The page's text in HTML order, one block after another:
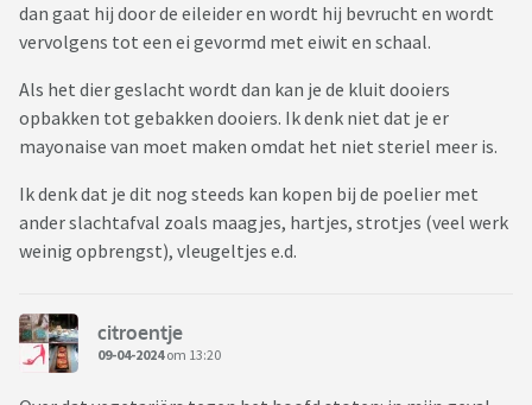
dan gaat hij door de eileider en wordt hij bevrucht en wordt
vervolgens tot een ei gevormd met eiwit en schaal.
Als het dier geslacht wordt dan kan je de kluit dooiers
opbakken tot gebakken dooiers. Ik denk niet dat je er
mayonaise van moet maken omdat het niet steriel meer is.
Ik denk dat je dit nog steeds kan kopen bij de poelier met
ander slachtafval zoals maagjes, hartjes, strotjes (veel werk
weinig opbrengst), vleugeltjes e.d.
citroentje
09-04-2024om 13:20